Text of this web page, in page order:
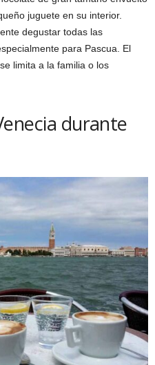
juguete en su interior.
degustar todas las
para Pascua. El
limita a la familia o los
durante